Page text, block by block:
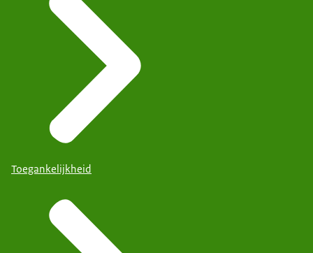
Toegankelijkheid